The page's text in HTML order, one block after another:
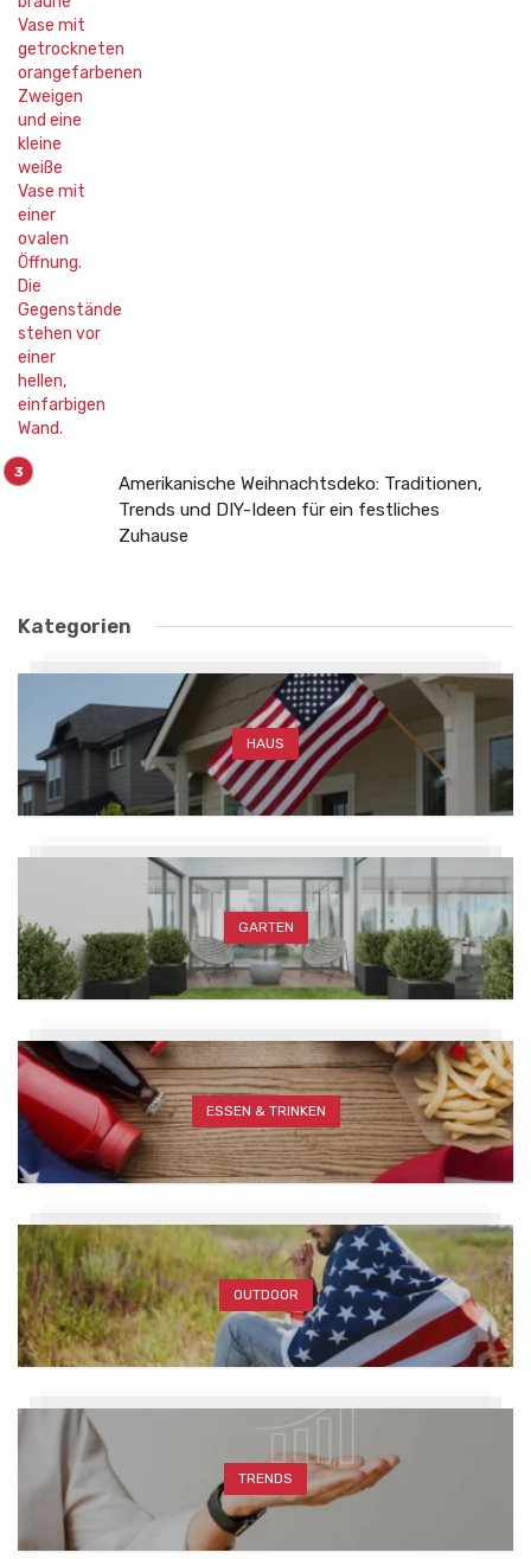
Amerikanische Weihnachtsdeko: Traditionen,
Trends und DIY-Ideen für ein festliches
Zuhause
Kategorien
HAUS
GARTEN
ESSEN & TRINKEN
OUTDOOR
TRENDS